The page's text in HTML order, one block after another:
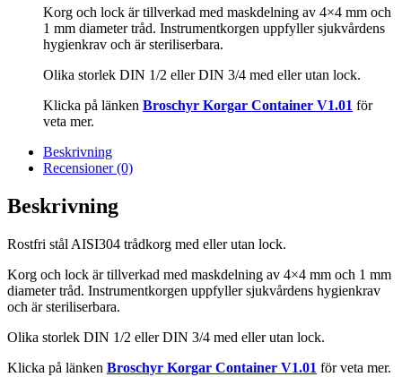
Korg och lock är tillverkad med maskdelning av 4×4 mm och
1 mm diameter tråd. Instrumentkorgen uppfyller sjukvårdens
hygienkrav och är steriliserbara.
Olika storlek DIN 1/2 eller DIN 3/4 med eller utan lock.
Klicka på länken Broschyr Korgar Container V1.01 för
veta mer.
Beskrivning
Recensioner (0)
Beskrivning
Rostfri stål AISI304 trådkorg med eller utan lock.
Korg och lock är tillverkad med maskdelning av 4×4 mm och 1 mm
diameter tråd. Instrumentkorgen uppfyller sjukvårdens hygienkrav
och är steriliserbara.
Olika storlek DIN 1/2 eller DIN 3/4 med eller utan lock.
Klicka på länken Broschyr Korgar Container V1.01 för veta mer.